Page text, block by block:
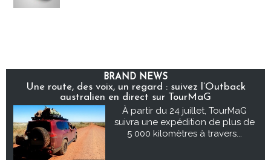
BRAND NEWS
Une route, des voix, un regard : suivez l’Outback
australien en direct sur TourMaG
À partir du 24 juillet, TourMaG
suivra une expédition de plus de
5 000 kilomètres à travers...